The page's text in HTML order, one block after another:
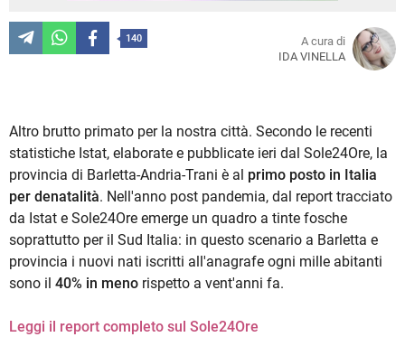
140
A cura di
IDA VINELLA
Altro brutto primato per la nostra città. Secondo le recenti
statistiche Istat, elaborate e pubblicate ieri dal Sole24Ore, la
provincia di Barletta-Andria-Trani è al primo posto in Italia
per denatalità. Nell'anno post pandemia, dal report tracciato
da Istat e Sole24Ore emerge un quadro a tinte fosche
soprattutto per il Sud Italia: in questo scenario a Barletta e
provincia i nuovi nati iscritti all'anagrafe ogni mille abitanti
sono il 40% in meno rispetto a vent'anni fa.
Leggi il report completo sul Sole24Ore